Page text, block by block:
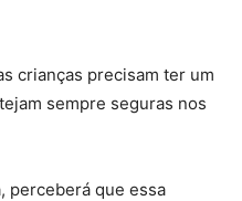
crianças precisam ter um
sempre seguras nos
perceberá que essa